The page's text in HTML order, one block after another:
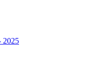
2025